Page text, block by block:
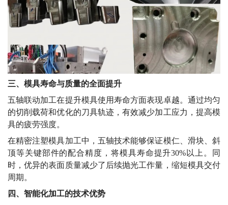
五轴联动加工在提升模具使用寿命方面表现卓越。通过均匀
的切削载荷和优化的刀具轨迹，有效减少加工应力，提高模
具的疲劳强度。
在精密注塑模具加工中，五轴技术能够保证模仁、滑块、斜